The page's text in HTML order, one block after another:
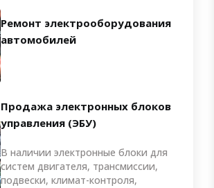
Ремонт электрооборудования
автомобилей
Продажа электронных блоков
управления (ЭБУ)
В наличии электронные блоки для
систем двигателя, трансмиссии,
подвески, климат-контроля,